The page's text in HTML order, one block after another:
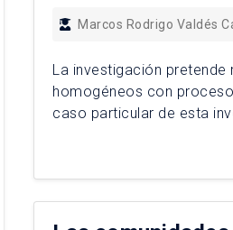
Marcos Rodrigo Valdés
La investigación
homogéneos con
caso particular de esta